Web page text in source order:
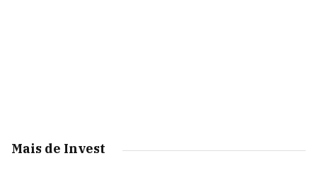
Mais de Invest